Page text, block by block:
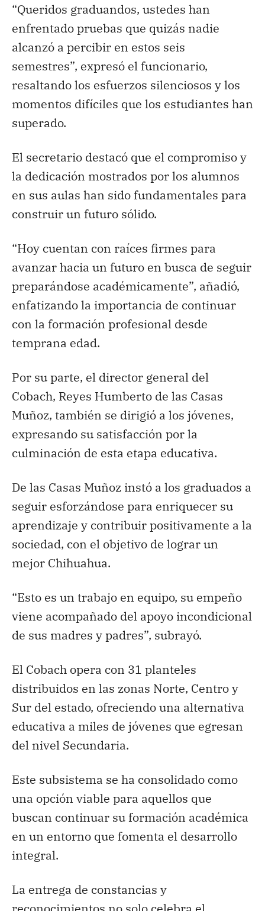
“Queridos graduandos, ustedes han
enfrentado pruebas que quizás nadie
alcanzó a percibir en estos seis
semestres”, expresó el funcionario,
resaltando los esfuerzos silenciosos y los
momentos difíciles que los estudiantes han
superado.
El secretario destacó que el compromiso y
la dedicación mostrados por los alumnos
en sus aulas han sido fundamentales para
construir un futuro sólido.
“Hoy cuentan con raíces firmes para
avanzar hacia un futuro en busca de seguir
preparándose académicamente”, añadió,
enfatizando la importancia de continuar
con la formación profesional desde
temprana edad.
Por su parte, el director general del
Cobach, Reyes Humberto de las Casas
Muñoz, también se dirigió a los jóvenes,
expresando su satisfacción por la
culminación de esta etapa educativa.
De las Casas Muñoz instó a los graduados a
seguir esforzándose para enriquecer su
aprendizaje y contribuir positivamente a la
sociedad, con el objetivo de lograr un
mejor Chihuahua.
“Esto es un trabajo en equipo, su empeño
viene acompañado del apoyo incondicional
de sus madres y padres”, subrayó.
El Cobach opera con 31 planteles
distribuidos en las zonas Norte, Centro y
Sur del estado, ofreciendo una alternativa
educativa a miles de jóvenes que egresan
del nivel Secundaria.
Este subsistema se ha consolidado como
una opción viable para aquellos que
buscan continuar su formación académica
en un entorno que fomenta el desarrollo
integral.
La entrega de constancias y